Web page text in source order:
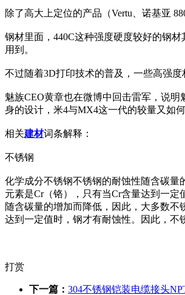
除了高大上定位的产品（Vertu、诺基亚
钢材里面，440C这种强度硬度较好的钢
用到。
不过随着3D打印技术的普及，一些高强
魅族CEO黄章也在微博中回击雷军，说
身的设计，米4与MX4这一代的较量又如
相关建材词条解释：
不锈钢
化学成分不锈钢不锈钢的耐蚀性随含碳量
元素是Cr（铬），只有当Cr含量达到一
随含碳量的增加而降低，因此，大多数不
达到一定值时，钢才有耐蚀性。因此，不
打赏
下一篇： 304不锈钢铠装电缆接头